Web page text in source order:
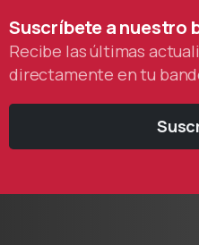
Suscríbeteanuestro
Recibe las últimas
directamente en tu